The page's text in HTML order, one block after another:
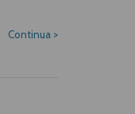
Continua >